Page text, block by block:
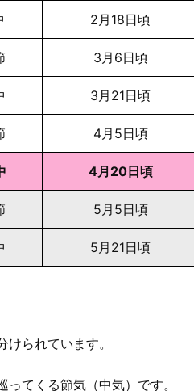
2月18日頃
3月6日頃
3月21日頃
4月5日頃
4月20日頃
5月5日頃
5月21日頃
られています。
てくる節気（中気）です。